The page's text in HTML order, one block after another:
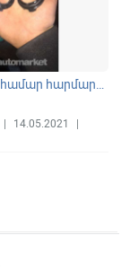
Լապտերի համար հարմարակցիչ FibreTECH Germany
14.05.2021